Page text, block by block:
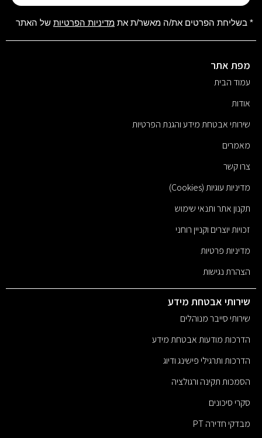
* בשליחת הפרטים את/ה מאשר/ת את מדיניות הפרטיות של האתר
מפת אתר
עמוד הבית
אודות
שירותי אבטחת מידע והגנת הפרטיות
מאמרים
צרו קשר
מדיניות עוגיות (Cookies)
תקנון אתר ותנאי שימוש
זכויות יוצרים וקניין רוחני
מדיניות פרטיות
הצהרת נגישות
שירותי אבטחת מידע
שירותי סייבר מנוהלים
הדרכות מודעות אבטחת מידע
הדרכות ותרגילי פישינג ודיוג
הסמכות תקינה ורגולציה
סקרי סיכונים
מבדקי חדירה PT